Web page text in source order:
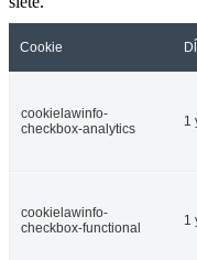
Cookie
cookielawinfo-
checkbox-analytics
1
cookielawinfo-
checkbox-functional
1